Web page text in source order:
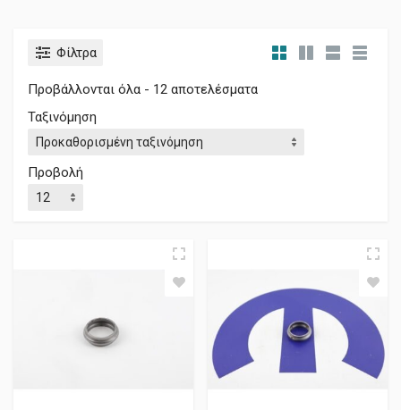
Φίλτρα
Προβάλλονται όλα - 12 αποτελέσματα
Ταξινόμηση
Προβολή